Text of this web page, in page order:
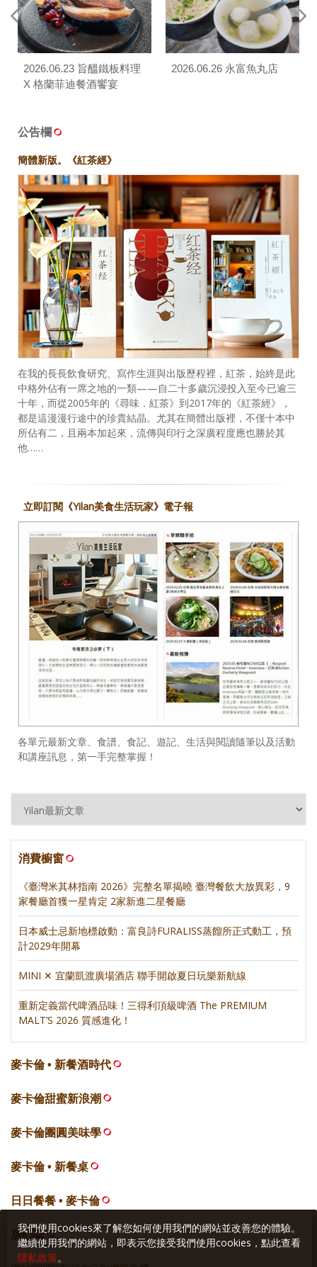
2026.06.23 旨醞鐵板料理
X 格蘭菲迪餐酒饗宴
2026.06.26 永富魚丸店
公告欄
簡體新版。《紅茶經》
在我的長長飲食研究、寫作生涯與出版歷程裡，紅茶，始終是此
中格外佔有一席之地的一類——自二十多歲沉浸投入至今已逾三
十年，而從2005年的《尋味．紅茶》到2017年的《紅茶經》，
都是這漫漫行途中的珍貴結晶。尤其在簡體出版裡，不僅十本中
所佔有二，且兩本加起來，流傳與印行之深廣程度應也勝於其
他……
立即訂閱《Yilan美食生活玩家》電子報
各單元最新文章、食譜、食記、遊記、生活與閱讀隨筆以及活動
和講座訊息，第一手完整掌握！
消費櫥窗
《臺灣米其林指南 2026》完整名單揭曉 臺灣餐飲大放異彩，9
家餐廳首獲一星肯定 2家新進二星餐廳
日本威士忌新地標啟動：富良詩FURALISS蒸餾所正式動工，預
計2029年開幕
MINI ✕ 宜蘭凱渡廣場酒店 聯手開啟夏日玩樂新航線
重新定義當代啤酒品味！三得利頂級啤酒 The PREMIUM
MALT’S 2026 質感進化！
麥卡倫 • 新餐酒時代
麥卡倫甜蜜新浪潮
麥卡倫團圓美味學
麥卡倫 • 新餐桌
日日餐餐 • 麥卡倫
居心誌
我們使用cookies來了解您如何使用我們的網站並改善您的體驗。
繼續使用我們的網站，即表示您接受我們使用cookies，點此查看
隱私政策。